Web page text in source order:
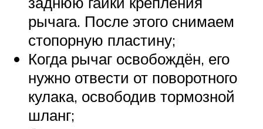
рычага. После этого снимаем
стопорную пластину;
Когда рычаг освобождён, его
нужно отвести от поворотного
кулака, освободив тормозной
шланг;